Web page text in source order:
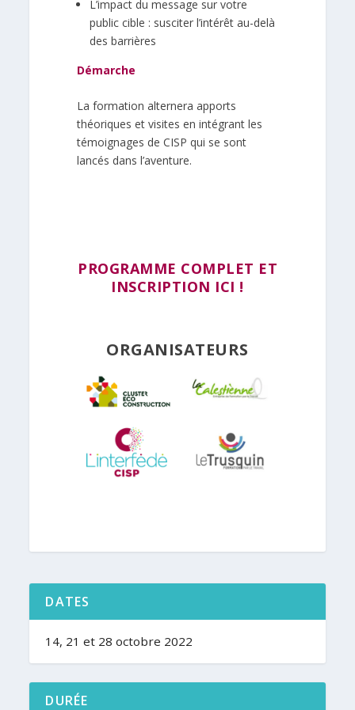
L’impact du message sur votre
public cible : susciter l’intérêt au-delà
des barrières
Démarche
La formation alternera apports
théoriques et visites en intégrant les
témoignages de CISP qui se sont
lancés dans l’aventure.
PROGRAMME COMPLET ET
INSCRIPTION ICI !
ORGANISATEURS
DATES
14, 21 et 28 octobre 2022
DURÉE